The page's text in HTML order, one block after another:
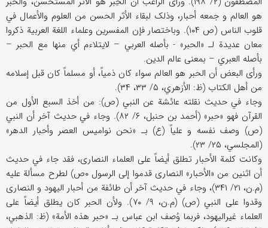
هو العالم و جمعه أحبار، وذلک لبقاء الأثر الحسن من العلوم والأعمال في
قلوب الناس (ص ۱۰۴). وباختصار فإن المفسرین وعلماء اللغة العربیة ذکروا
معان عدیدة لـ «الحبر» - بأصله العربي – لایتلاءم أي منها مع الحبر –
بأصله العبري – بمعنی عالم الدین.
ورأی البعض أن الحبر هو العالم سواء کان ذمیاً، أو مسلماً کان قبل إسلامه
من أهل الکتاب (ظ: الأزهري، ۵/ ۳۳، ۳۴).
وجاء في حدیث نقلته عائشة عن النبي (ص): من أخذ السبع الأول من
القرآن فهو «حبر» (أحمد بن حنبل، ۶/ ۸۲). وجاء في حدیث آخر أن النبي
(ص) وصف نفسه و علیاً (ع) بـ «نحن نوامیس العصر وأحبار الدهر»
(المجلسي، ۲۵/ ۲۳).
وکانت کلمة الأحبار تطلق أیضاً علی العلماء النصاری، فقد جاء في حدیث
أن اثنین من «الأحبار» النصاری قدموا إلی الرسول ۰ص) لطرح مسألة علیه
(م.ن، ۲۱/ ۳۴۱)، وجاء في حدیث آخر أن طائفة من أحبار الیهود و النصاری
وقدوا علی النبي (ص) (م.ن، ۹/ ۷۰). ولأن الحبر کان یطلق أیضاً علی
العلماء غیرالیهود، فربما وُصف ابن عباس بـ «حبر هذه الأمة» (ظ: الذهبي،